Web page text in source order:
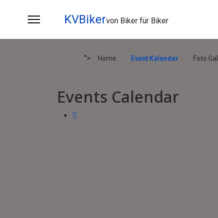
KVBikervon Biker für Biker
"> Home Event Kalender Foto
Events Calendar